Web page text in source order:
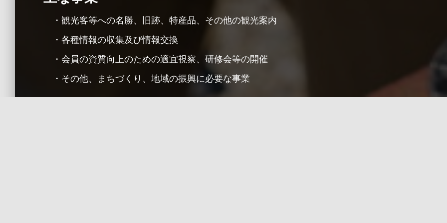
・観光客等への名勝、旧跡、特産品、その他の観光案内
・各種情報の収集及び情報交換
・会員の資質向上のための適宜視察、研修会等の開催
・その他、まちづくり、地域の振興に必要な事業